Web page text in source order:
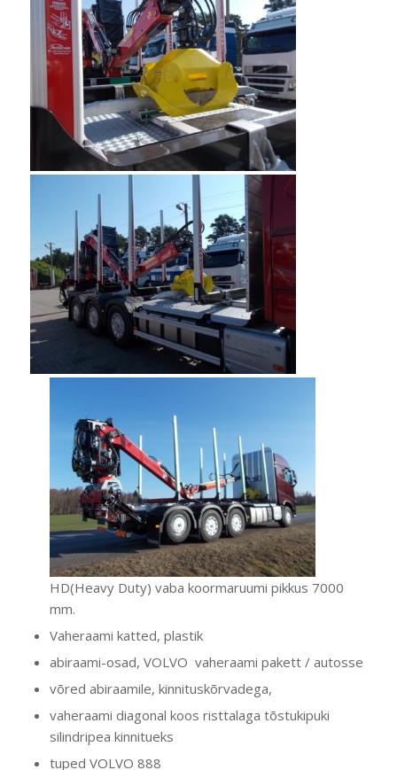
HD(Heavy Duty) vaba koormaruumi pikkus 7000
mm.
Vaheraami katted, plastik
abiraami-osad, VOLVO vaheraami pakett / autosse
võred abiraamile, kinnituskõrvadega,
vaheraami diagonal koos risttalaga tõstukipuki
silindripea kinnitueks
tuped VOLVO 888